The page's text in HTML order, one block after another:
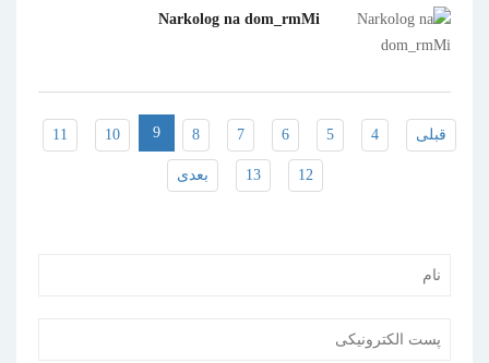
Narkolog na dom_rmMi
قبلی 4
5
6
7
8
9
10
11
12
13 بعدی